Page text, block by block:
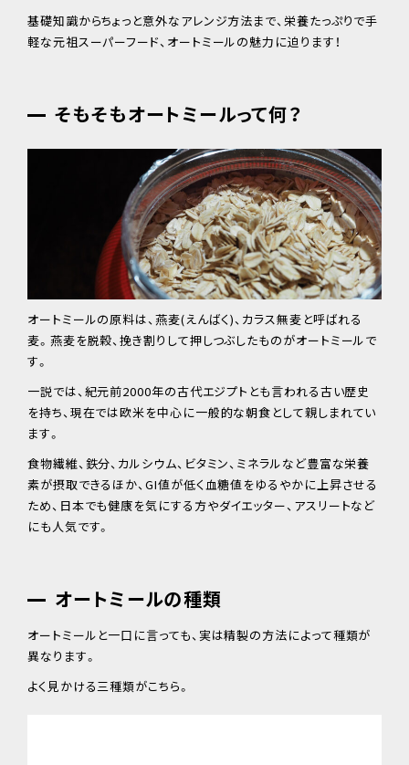
基礎知識からちょっと意外なアレンジ方法まで、栄養たっぷりで手
軽な元祖スーパーフード、オートミールの魅力に迫ります！
そもそもオートミールって何？
オートミールの原料は、燕麦(えんばく)、カラス無麦と呼ばれる
麦。燕麦を脱穀、挽き割りして押しつぶしたものがオートミールで
す。
一説では、紀元前2000年の古代エジプトとも言われる古い歴史
を持ち、現在では欧米を中心に一般的な朝食として親しまれてい
ます。
食物繊維、鉄分、カルシウム、ビタミン、ミネラルなど豊富な栄養
素が摂取できるほか、GI値が低く血糖値をゆるやかに上昇させる
ため、日本でも健康を気にする方やダイエッター、アスリートなど
にも人気です。
オートミールの種類
オートミールと一口に言っても、実は精製の方法によって種類が
異なります。
よく見かける三種類がこちら。